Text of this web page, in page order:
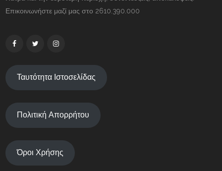
Επικοινωνήστε μαζί μας στο 2610.390.000
Ταυτότητα Ιστοσελίδας
Πολιτική Απορρήτου
Όροι Χρήσης